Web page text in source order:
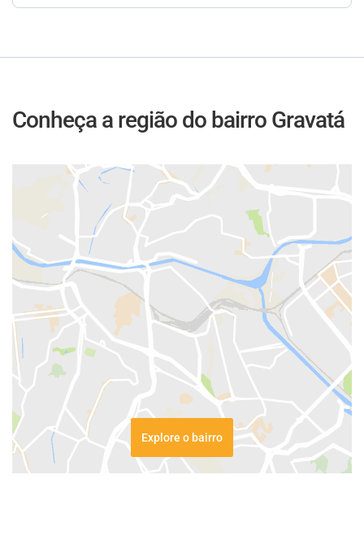
Conheça a região do bairro Gravatá
Explore o bairro